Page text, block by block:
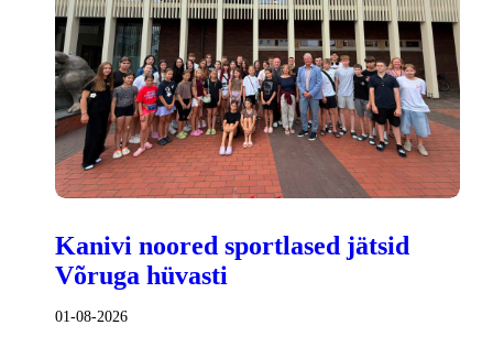
Kanivi noored sportlased jätsid
Võruga hüvasti
01-08-2026